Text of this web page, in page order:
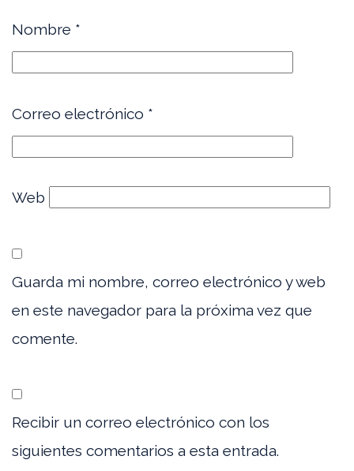
Nombre *
Correo electrónico *
Web
Guarda mi nombre, correo electrónico y web
en este navegador para la próxima vez que
comente.
Recibir un correo electrónico con los
siguientes comentarios a esta entrada.